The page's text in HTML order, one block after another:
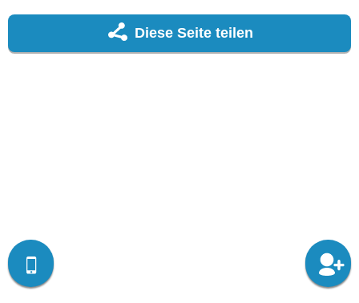
Diese Seite teilen